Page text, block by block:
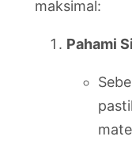
maksimal:
Pahami